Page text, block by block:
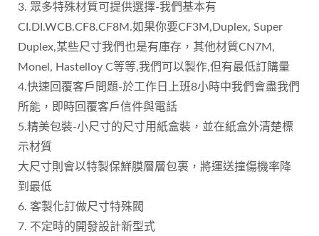
3. 眾多特殊材質可提供選擇-我們基本有
CI.DI.WCB.CF8.CF8M.如果你要CF3M,Duplex, Super
Duplex,某些尺寸我們也是有庫存，其他材質CN7M,
Monel, Hastelloy C等等,我們可以製作,但有最低訂購量
4.快速回覆客戶問題-於工作日上班8小時中我們會盡我們
所能，即時回覆客戶信件與電話
5.精美包裝-小尺寸的尺寸用紙盒裝，並在紙盒外清楚標
示材質
大尺寸則會以特製保鮮膜層層包裹，將運送撞傷機率降
到最低
6. 客製化訂做尺寸特殊閥
7. 不定時的開發設計新型式